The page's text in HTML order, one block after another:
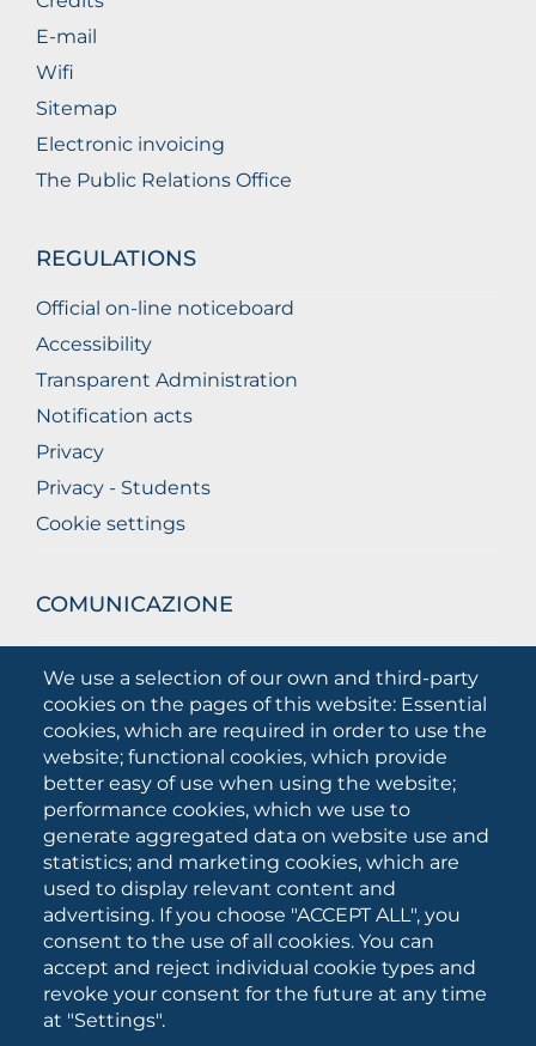
We use a selection of our own and third-party
cookies on the pages of this website: Essential
cookies, which are required in order to use the
website; functional cookies, which provide
better easy of use when using the website;
performance cookies, which we use to
generate aggregated data on website use and
statistics; and marketing cookies, which are
used to display relevant content and
advertising. If you choose "ACCEPT ALL", you
consent to the use of all cookies. You can
accept and reject individual cookie types and
revoke your consent for the future at any time
at "Settings".
E-mail
Wifi
Sitemap
Electronic invoicing
The Public Relations Office
REGULATIONS
Official on-line noticeboard
Accessibility
Transparent Administration
Notification acts
Privacy
Privacy - Students
Cookie settings
COMUNICAZIONE
What they are saying about us
Press releases
Communication Campaigns
Campagna 5xmille
Unifg Mag
Unifg Visual Identity Manual
Facts and figures
SOCIAL
MEDIA